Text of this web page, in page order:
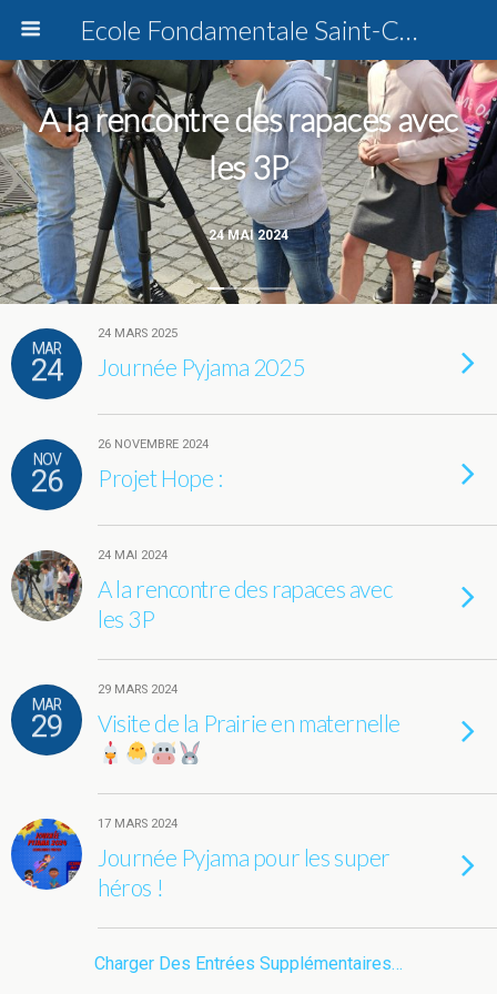
Ecole Fondamentale Saint-Charles Dottignies
24 MAI 2024
A la rencontre des rapaces avec
les 3P
MAR
24
24 MARS 2025
Journée Pyjama 2025
NOV
26
26 NOVEMBRE 2024
Projet Hope :
24 MAI 2024
A la rencontre des rapaces avec
les 3P
MAR
29
29 MARS 2024
Visite de la Prairie en maternelle
17 MARS 2024
Journée Pyjama pour les super
héros !
Charger Des Entrées Supplémentaires…